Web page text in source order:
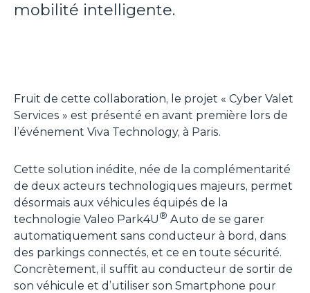
mobilité intelligente.
Fruit de cette collaboration, le projet « Cyber Valet
Services » est présenté en avant première lors de
l’événement Viva Technology, à Paris.
Cette solution inédite, née de la complémentarité
de deux acteurs technologiques majeurs, permet
désormais aux véhicules équipés de la
technologie Valeo Park4U® Auto de se garer
automatiquement sans conducteur à bord, dans
des parkings connectés, et ce en toute sécurité.
Concrètement, il suffit au conducteur de sortir de
son véhicule et d’utiliser son Smartphone pour